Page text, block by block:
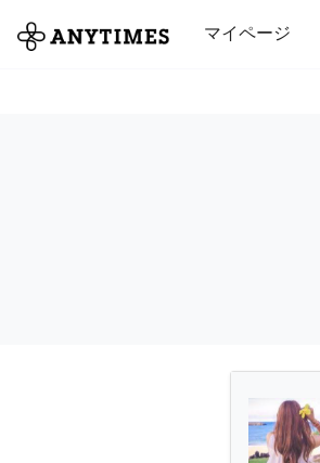
マイページ
全て 修理・組立